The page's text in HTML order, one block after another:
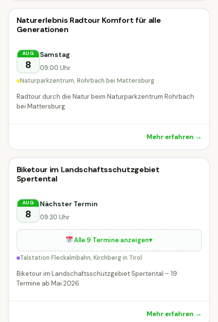
Radveranstaltung
Radveranstaltung
Naturerlebnis Radtour Komfort für alle
Generationen
AUG
8
Samstag
09:00 Uhr
Naturparkzentrum, Rohrbach bei Mattersburg
Radtour durch die Natur beim Naturparkzentrum Rohrbach
bei Mattersburg.
Mehr erfahren →
Radveranstaltung
Radveranstaltung
Biketour im Landschaftsschutzgebiet
Spertental
AUG
8
Nächster Termin
09:30 Uhr
Alle 9 Termine anzeigen▾
Talstation Fleckalmbahn, Kirchberg in Tirol
Biketour im Landschaftsschutzgebiet Spertental – 19
Termine ab Mai 2026
Mehr erfahren →